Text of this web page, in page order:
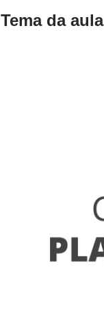
Tema da aula